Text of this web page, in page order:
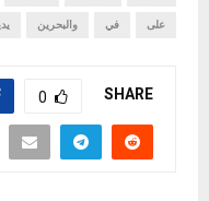
على في والبحرين
SHARE
0